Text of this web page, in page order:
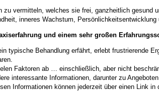
zu vermitteln, welches sie frei, ganzheitlich
inneres Wachstum, Persönlichkeitsentwicklung
und einem sehr großen
typische Behandlung erfährt, erlebt frustrierende
Faktoren ab … einschließlich, aber nicht
interessante Informationen, darunter zu
Informationen können jederzeit über einen Link